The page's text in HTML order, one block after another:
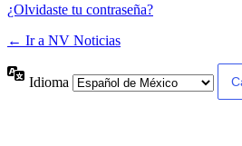
¿Olvidaste tu contraseña?
← Ir a NV Noticias
Idioma